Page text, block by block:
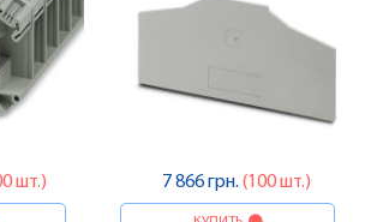
шт.) 7 866 грн. (100 шт.)